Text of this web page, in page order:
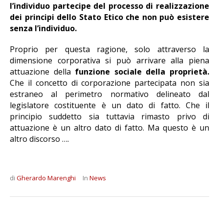
l’individuo partecipe del processo di realizzazione
dei principi dello Stato Etico che non può esistere
senza l’individuo.
Proprio per questa ragione, solo attraverso la
dimensione corporativa si può arrivare alla piena
attuazione della funzione sociale della proprietà.
Che il concetto di corporazione partecipata non sia
estraneo al perimetro normativo delineato dal
legislatore costituente è un dato di fatto. Che il
principio suddetto sia tuttavia rimasto privo di
attuazione è un altro dato di fatto. Ma questo è un
altro discorso ….
di Gherardo Marenghi In News